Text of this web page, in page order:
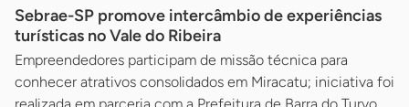
Sebrae-SP promove intercâmbio de experiências
turísticas no Vale do Ribeira
Empreendedores participam de missão técnica para
conhecer atrativos consolidados em Miracatu; iniciativa foi